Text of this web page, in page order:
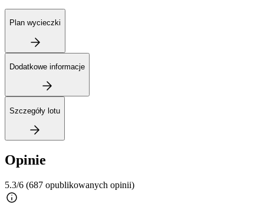
Plan wycieczki
Dodatkowe informacje
Szczegóły lotu
Opinie
5.3/6 (687 opublikowanych opinii)